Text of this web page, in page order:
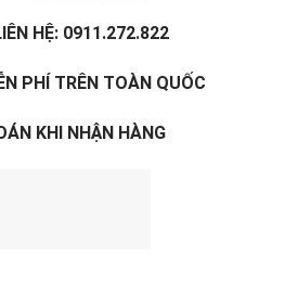
HỆ: 0911.272.822
PHÍ TRÊN TOÀN QUỐC
KHI NHẬN HÀNG